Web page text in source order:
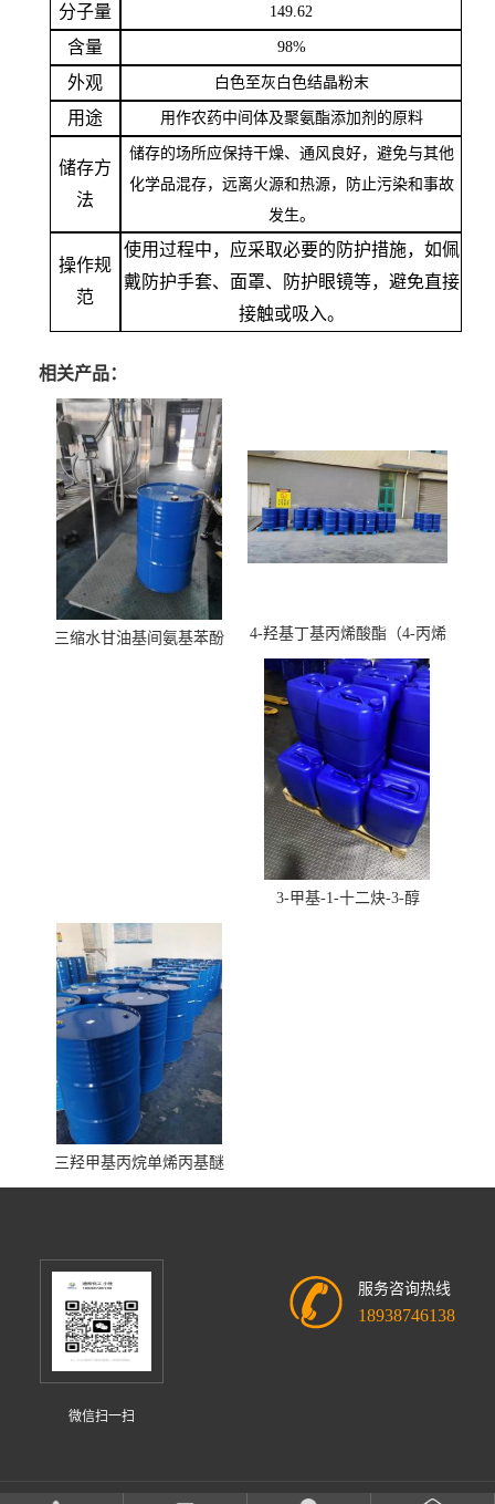
分子量 149.62
含量 98%
外观 白色至灰白色结晶粉末
用途 用作农药中间体及聚氨酯添加剂的原料
储存方
法
储存的场所应保持干燥、通风良好，避免与其他
化学品混存，远离火源和热源，防止污染和事故
发生。
操作规
范
使用过程中，应采取必要的防护措施，如佩
戴防护手套、面罩、防护眼镜等，避免直接
接触或吸入。
相关产品：
三缩水甘油基间氨基苯酚
4-羟基丁基丙烯酸酯（4-丙烯
酸羟丁酯）
3-甲基-1-十二炔-3-醇
三羟甲基丙烷单烯丙基醚
微信扫一扫
服务咨询热线
18938746138